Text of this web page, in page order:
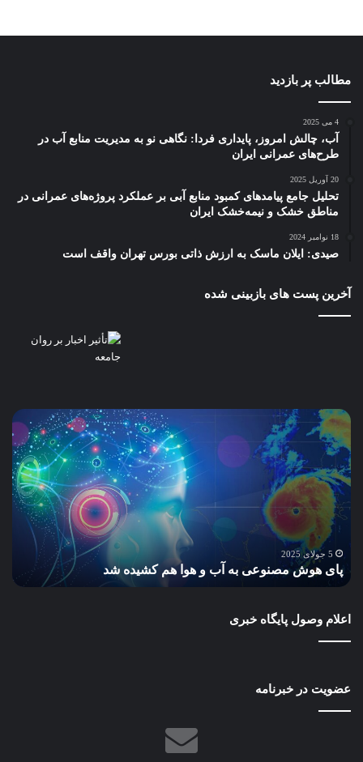
مطالب پر بازدید
4 می 2025
آب، چالش امروز، پایداری فردا: نگاهی نو به مدیریت منابع آب در
طرح‌های عمرانی ایران
20 آوریل 2025
تحلیل جامع پیامدهای کمبود منابع آبی بر عملکرد پروژه‌های عمرانی در
مناطق خشک و نیمه‌خشک ایران
18 نوامبر 2024
صیدی: ایلان ماسک به ارزش ذاتی بورس تهران واقف است
آخرین پست های بازبینی شده
پای
هوش
مصنوعی
به
آب
هوا
هم
کشیده
شد
5 جولای 2025
پای هوش مصنوعی به آب و هوا هم کشیده شد
و
اعلام وصول پایگاه خبری
عضویت در خبرنامه